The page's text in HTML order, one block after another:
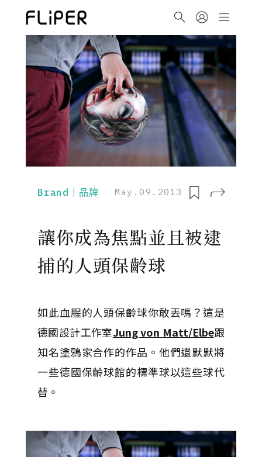
Brand｜品牌 May.09.2013
讓你成為焦點並且被逮
捕的人頭保齡球
如此血腥的人頭保齡球你敢丟嗎？這是
德國設計工作室Jung von Matt/Elbe跟
知名塗鴉家合作的作品。他們還默默將
一些德國保齡球館的標準球以這些球代
替。